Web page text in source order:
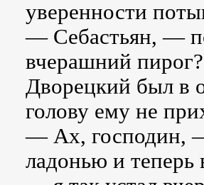
уверенности
— Себастьян, —
вчерашний пирог?
Дворецкий был в
голову ему не
— Ах, господин, —
ладонью и теперь